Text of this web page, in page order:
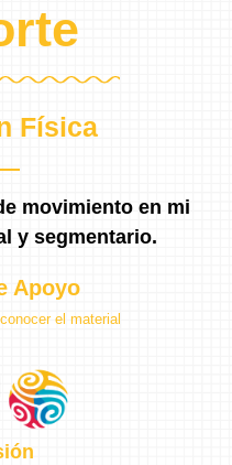
Física
movimiento en mi
y segmentario.
Apoyo
el material